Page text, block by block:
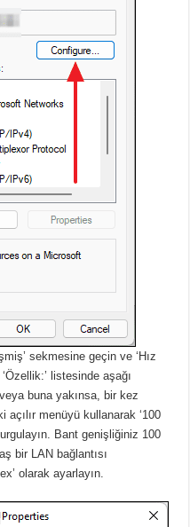
sekmesine geçin ve ‘Hız
listesinde aşağı
buna yakınsa, bir kez
açılır menüyü kullanarak ‘100
Bant genişliğiniz 100
bir LAN bağlantısı
olarak ayarlayın.